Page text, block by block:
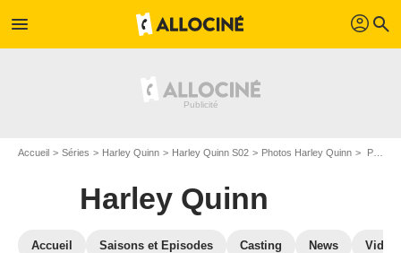
menu profil search
Accueil Séries Harley Quinn Harley Quinn S02 Photos Harley Quinn Photos Harley Quinn S02
Harley Quinn
Accueil Saisons et Episodes Casting News